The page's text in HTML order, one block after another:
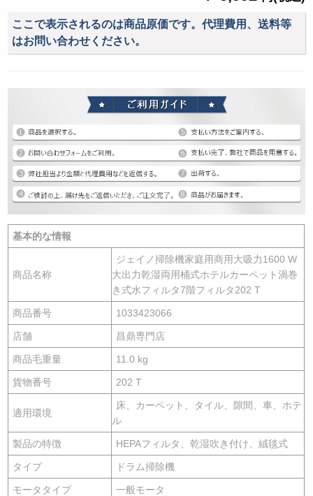
ここで表示されるのは商品原価です。代理費用、送料等
はお問い合わせください。
基本的な情報
商品名称
ジェイノ掃除機家庭用商用大吸力1600 W
大出力乾湿両用桶式ホテルカーペット渦巻
き式水フィルタ7階フィルタ202 T
商品番号 1033423066
店舗 昌鼎専門店
商品毛重量 11.0 kg
貨物番号 202 T
適用環境
床、カーペット、タイル、隙間、車、ホテ
ル
製品の特徴 HEPAフィルタ、乾湿吹き付け、絨毯式
タイプ ドラム掃除機
モータタイプ 一般モータ